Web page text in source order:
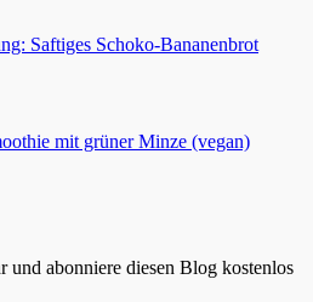
Saftiges Schoko-Bananenbrot
mit grüner Minze (vegan)
und abonniere diesen Blog kostenlos